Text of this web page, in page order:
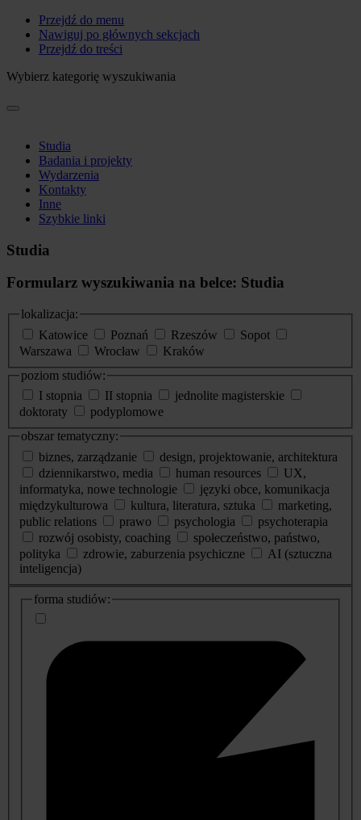
Przejdź do menu
Nawiguj po głównych sekcjach
Przejdź do treści
Wybierz kategorię wyszukiwania
Studia
Badania i projekty
Wydarzenia
Kontakty
Inne
Szybkie linki
Studia
Formularz wyszukiwania na belce: Studia
lokalizacja:
Katowice
Poznań Rzeszów
Sopot
Warszawa
Wrocław
Kraków
poziom studiów:
I stopnia
II stopnia
jednolite magisterskie
doktoraty
podyplomowe
obszar tematyczny:
biznes, zarządzanie
design, projektowanie, architektura
dziennikarstwo, media
human resources
UX,
informatyka, nowe technologie
języki obce, komunikacja
międzykulturowa
kultura, literatura, sztuka
marketing,
public relations
prawo psychologia
psychoterapia
rozwój osobisty, coaching
społeczeństwo, państwo,
polityka
zdrowie, zaburzenia psychiczne
AI (sztuczna
inteligencja)
dodatkowe
informacje
forma studiów: